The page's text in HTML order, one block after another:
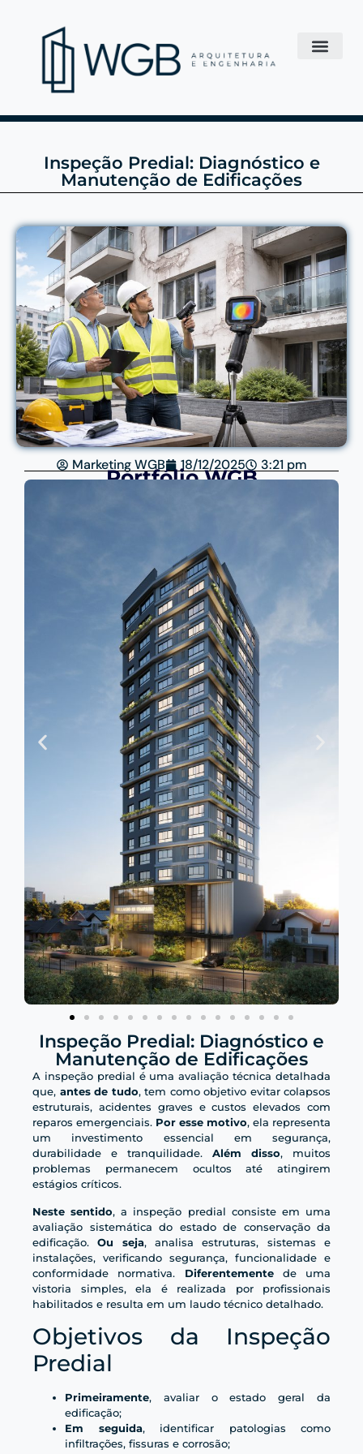
Inspeção Predial: Diagnóstico e
Manutenção de Edificações
Marketing WGB 18/12/2025 3:21 pm
Portfólio WGB
Inspeção Predial: Diagnóstico e
Manutenção de Edificações
A inspeção predial é uma avaliação técnica detalhada
que, antes de tudo, tem como objetivo evitar colapsos
estruturais, acidentes graves e custos elevados com
reparos emergenciais. Por esse motivo, ela representa
um investimento essencial em segurança,
durabilidade e tranquilidade. Além disso, muitos
problemas permanecem ocultos até atingirem
estágios críticos.
Neste sentido, a inspeção predial consiste em uma
avaliação sistemática do estado de conservação da
edificação.Ou seja, analisa estruturas, sistemas e
instalações, verificando segurança, funcionalidade e
conformidade normativa. Diferentementede uma
vistoria simples, ela é realizada por profissionais
habilitados e resulta em um laudo técnico detalhado.
Objetivos da Inspeção
Predial
Primeiramente, avaliar o estado geral da
edificação;
Em seguida, identificar patologias como
infiltrações, fissuras e corrosão;